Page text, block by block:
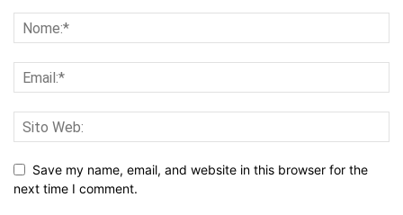
Save my name, email, and website in this browser for the
next time I comment.